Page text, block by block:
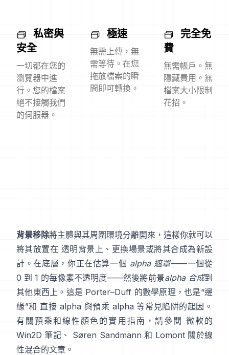
私密與
安全
一切都在您的
瀏覽器中進
行。您的檔案
絕不接觸我們
的伺服器。
極速
無需上傳，無
需等待。在您
拖放檔案的瞬
間即可轉換。
完全免
費
無需帳戶。無
隱藏費用。無
檔案大小限制
花招。
背景移除將主體與其周圍環境分離開來，這樣你就可以
將其放置在 透明背景上、更換場景或將其合成為新設
計。在底層，你正在估算一個 alpha 遮罩——一個從
0 到 1 的每像素不透明度——然後將前景alpha 合成到
其他東西上。這是 Porter–Duff 的數學原理，也是“邊
緣”和 直接 alpha 與預乘 alpha 等常見陷阱的起因。
有關預乘和線性顏色的實用指南，請參閱 微軟的
Win2D 筆記 、 Søren Sandmann 和 Lomont 關於線
性混合的文章 。